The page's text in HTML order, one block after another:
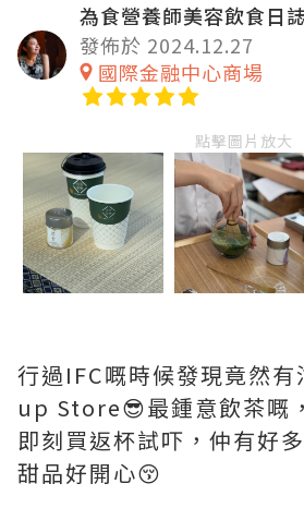
為食營養師美容飲食日
發佈於 2024.12.27
國際金融中心商場
點擊圖片放大
行過IFC嘅時候發現竟然
up Store😎最鍾意飲茶嘅
即刻買返杯試吓，仲有好
甜品好開心😚